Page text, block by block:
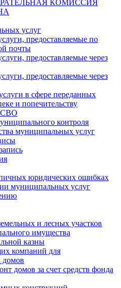
КОМИССИЯ
услуг
предоставляемые по
почты
предоставляемые через
предоставляемые через
в сфере переданных
и попечительству
СВО
контроля
муниципальных услуг
юридических ошибках
муниципальных услуг
и лесных участков
имущества
казны
компаний для
домов
домов за счет средств фонда